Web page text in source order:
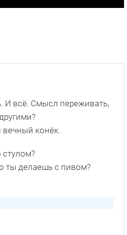
И всё. Смысл переживать,
конёк.
ты делаешь с пивом?